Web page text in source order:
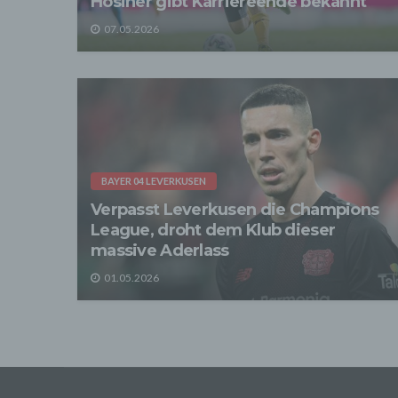
07.05.2026
BAYER 04 LEVERKUSEN
Verpasst Leverkusen die Champions
League, droht dem Klub dieser
massive Aderlass
01.05.2026
Wir
Bei
4.
Wir